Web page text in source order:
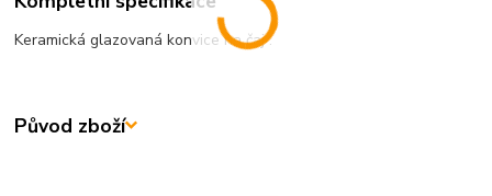
Keramická glazovaná konvice na čaj .
Původ zboží